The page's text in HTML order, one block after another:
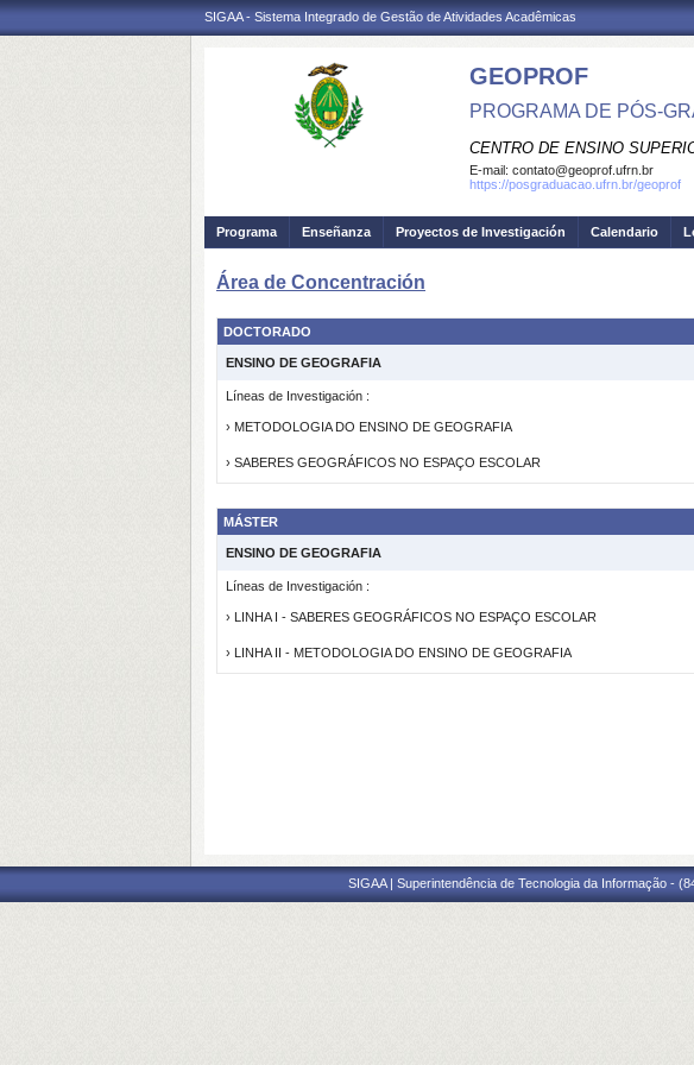
SIGAA - Sistema Integrado de Gestão de Atividades Acadêmicas
GEOPROF
PROGRAMA DE PÓS-
CENTRO DE ENSINO
E-mail: contato@geoprof.ufrn.br
https://posgraduacao.ufrn.br/geoprof
Programa Enseñanza Proyectos de Investigación Calendario
Área de Concentración
DOCTORADO
ENSINO DE GEOGRAFIA
Líneas de Investigación :
› METODOLOGIA DO ENSINO DE GEOGRAFIA
› SABERES GEOGRÁFICOS NO ESPAÇO ESCOLAR
MÁSTER
ENSINO DE GEOGRAFIA
Líneas de Investigación :
› LINHA I - SABERES GEOGRÁFICOS NO ESPAÇO ESCOLAR
› LINHA II - METODOLOGIA DO ENSINO DE GEOGRAFIA
SIGAA | Superintendência de Tecnologia da Informação -